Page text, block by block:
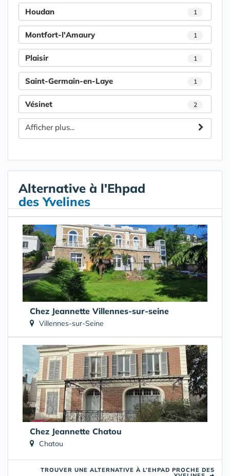
Houdan 1
Montfort-l'Amaury 1
Plaisir 1
Saint-Germain-en-Laye 1
Vésinet 2
Afficher plus...
Alternative à l'Ehpad
des Yvelines
Chez Jeannette Villennes-sur-seine
Villennes-sur-Seine
Chez Jeannette Chatou
Chatou
TROUVER UNE ALTERNATIVE À L’EHPAD PROCHE DES